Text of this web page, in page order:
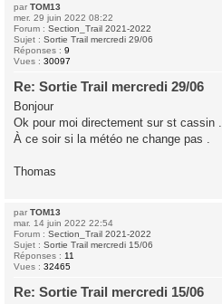
par TOM13
mer. 29 juin 2022 08:22
Forum : Section_Trail 2021-2022
Sujet : Sortie Trail mercredi 29/06
Réponses : 9
Vues : 30097
Re: Sortie Trail mercredi 29/06
Bonjour
Ok pour moi directement sur st cassin .
À ce soir si la météo ne change pas .
Thomas
par TOM13
mar. 14 juin 2022 22:54
Forum : Section_Trail 2021-2022
Sujet : Sortie Trail mercredi 15/06
Réponses : 11
Vues : 32465
Re: Sortie Trail mercredi 15/06